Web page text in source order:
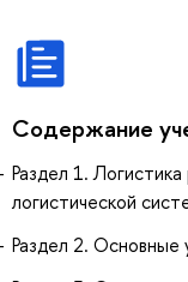
Содержание
Раздел 1.
логистической
Раздел 2. Основные